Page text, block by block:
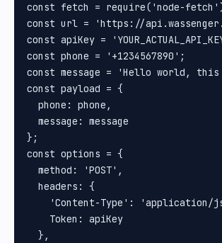
const fetch = require('node-
const url = 'https://
const apiKey =
const phone = '+1234567890';
const message = 'Hello world, this
const payload = {
  phone: phone,
  message: message
};
const options = {
  method: 'POST',
  headers: {
'Content-Type': 'application/
    Token: apiKey
  },